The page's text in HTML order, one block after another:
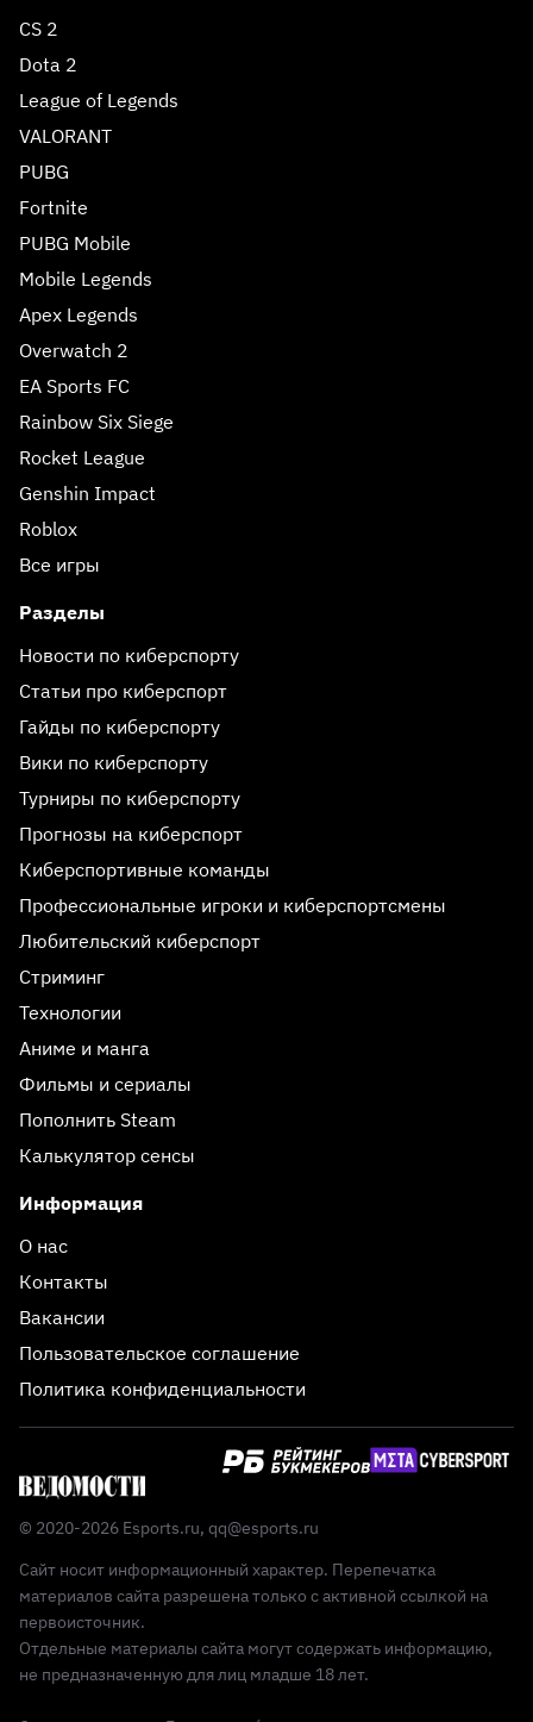
CS 2
Dota 2
League of Legends
VALORANT
PUBG
Fortnite
PUBG Mobile
Mobile Legends
Apex Legends
Overwatch 2
EA Sports FC
Rainbow Six Siege
Rocket League
Genshin Impact
Roblox
Все игры
Разделы
Новости по киберспорту
Статьи про киберспорт
Гайды по киберспорту
Вики по киберспорту
Турниры по киберспорту
Прогнозы на киберспорт
Киберспортивные команды
Профессиональные игроки и киберспортсмены
Любительский киберспорт
Стриминг
Технологии
Аниме и манга
Фильмы и сериалы
Пополнить Steam
Калькулятор сенсы
Информация
О нас
Контакты
Вакансии
Пользовательское соглашение
Политика конфиденциальности
© 2020-2026 Esports.ru, qq@esports.ru
Сайт носит информационный характер. Перепечатка
материалов сайта разрешена только с активной ссылкой на
первоисточник.
Отдельные материалы сайта могут содержать информацию,
не предназначенную для лиц младше 18 лет.